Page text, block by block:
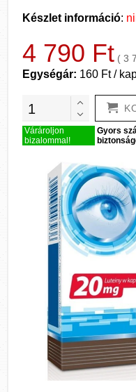
Készlet információ:
4 790 Ft ( 3
Egységár: 160 Ft /
Várároljon
bizalommal!
Gyors